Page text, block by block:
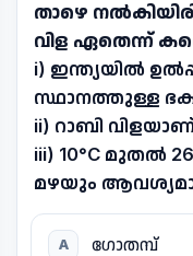
താഴെ
വിള ഏതെന്ന്
i) ഇന്ത്യയിൽ
സ്ഥാനത്തുള്ള
ii) റാബി
iii) 10°C മുതൽ
മഴയും
A ഗോതമ്പ്